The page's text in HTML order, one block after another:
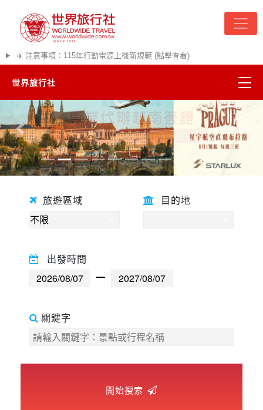
✈️ 注意事項：115年行動電源上機新規範 (點擊查看)
世界旅行社
精彩越南
熱門韓國
超夯日本
世界臻旅
歐洲之旅
往前 往後
旅遊區域 目的地
出發時間
關鍵字
開始搜索